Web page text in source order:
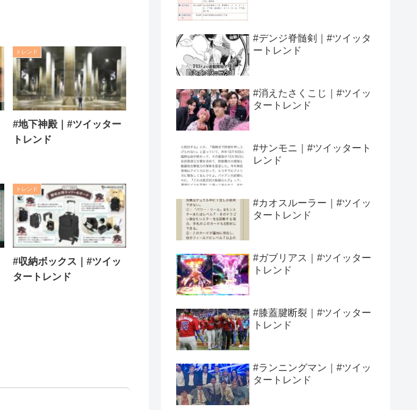
トレンド
#地下神殿｜#ツイッター
トレンド
トレンド
#収納ボックス｜#ツイッ
タートレンド
#デンジ脊髄剣｜#ツイッタ
ートレンド
#消えたさくこじ｜#ツイッ
タートレンド
#サンモニ｜#ツイッタート
レンド
#カオスルーラー｜#ツイッ
タートレンド
#ガブリアス｜#ツイッター
トレンド
#膝蓋腱断裂｜#ツイッター
トレンド
#ランニングマン｜#ツイッ
タートレンド